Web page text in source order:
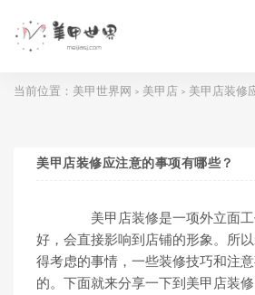
当前位置： 美甲世界网 > 美甲店 > 美甲店装修
美甲店装修应注意的事项有哪些？
美甲店装修是一项外立面工
好，会直接影响到店铺的形象。所
得考虑的事情，一些装修技巧和注
的。下面就来分享一下到美甲店装修